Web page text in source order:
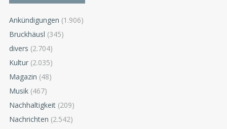
Ankündigungen (1.906)
Bruckhäusl (345)
divers (2.704)
Kultur (2.035)
Magazin (48)
Musik (467)
Nachhaltigkeit (209)
Nachrichten (2.542)